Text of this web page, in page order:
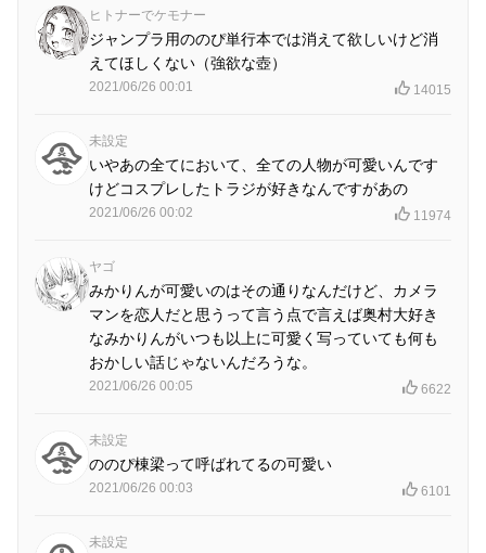
ヒトナーでケモナー
ジャンプラ用ののぴ単行本では消えて欲しいけど消
えてほしくない（強欲な壺）
2021/06/26 00:01 14015
未設定
いやあの全てにおいて、全ての人物が可愛いんです
けどコスプレしたトラジが好きなんですがあの
2021/06/26 00:02 11974
ヤゴ
みかりんが可愛いのはその通りなんだけど、カメラ
マンを恋人だと思うって言う点で言えば奥村大好き
なみかりんがいつも以上に可愛く写っていても何も
おかしい話じゃないんだろうな。
2021/06/26 00:05 6622
未設定
ののぴ棟梁って呼ばれてるの可愛い
2021/06/26 00:03 6101
未設定